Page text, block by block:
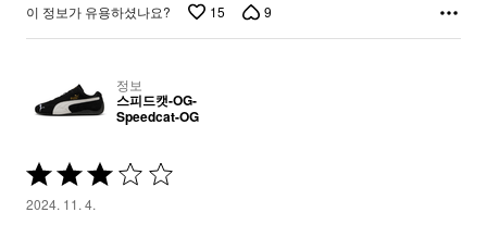
이 정보가 유용하셨나요? 15 9
정보
스피드캣-OG-
Speedcat-OG
5
중
2024. 11. 4.